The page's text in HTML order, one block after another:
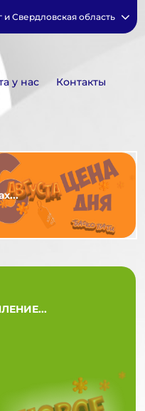
и Свердловская область
у нас Контакты